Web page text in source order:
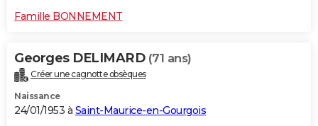
Famille BONNEMENT
Georges DELIMARD (71 ans)
Créer une cagnotte obsèques
Naissance
24/01/1953 à Saint-Maurice-en-Gourgois